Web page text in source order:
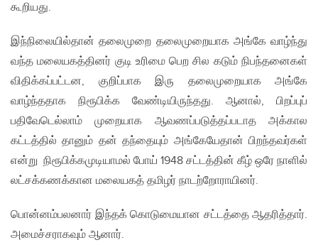
கூறியது.
இந்நிலையில்தான் தலைமுறை தலைமுறையாக அங்கே வாழ்ந்து
வந்த மலையகத்தினர் குடி உரிமை பெற சில கடும் நிபந்தனைகள்
விதிக்கப்பட்டன, குறிப்பாக இரு தலைமுறையாக அங்கே
வாழ்ந்ததாக நிரூபிக்க வேண்டியிருந்தது. ஆனால், பிறப்புப்
பதிவேடெல்லாம் முறையாக ஆவணப்படுத்தப்படாத அக்கால
கட்டத்தில் தானும் தன் தந்தையும் அங்கேயேதான் பிறந்தவர்கள்
என்று நிரூபிக்கமுடியாமல் போய் 1948 சட்டத்தின் கீழ் ஒரே நாளில்
லட்சக்கணக்கான மலையகத் தமிழர் நாடற்றோராயினர்.
பொன்னம்பலனார் இந்தக் கொடுமையான சட்டத்தை ஆதரித்தார்.
அமைச்சராகவும் ஆனார்.